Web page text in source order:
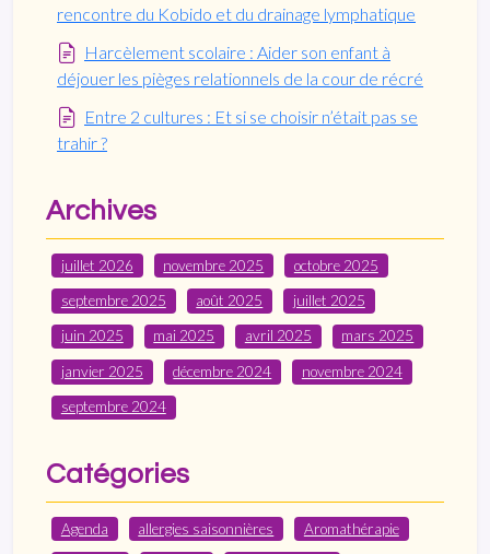
rencontre du Kobido et du drainage lymphatique
Harcèlement scolaire : Aider son enfant à
déjouer les pièges relationnels de la cour de récré
Entre 2 cultures : Et si se choisir n’était pas se
trahir ?
Archives
juillet 2026 novembre 2025 octobre 2025
septembre 2025 août 2025 juillet 2025
juin 2025 mai 2025 avril 2025 mars 2025
janvier 2025 décembre 2024 novembre 2024
septembre 2024
Catégories
Agenda allergies saisonnières Aromathérapie